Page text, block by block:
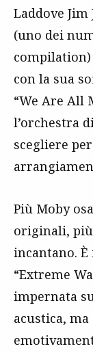
Laddove Jim
(uno dei
con la sua
“We Are All
l’orchestra
scegliere
Più Moby
originali,
incantano. È
“Extreme
impernata
acustica,